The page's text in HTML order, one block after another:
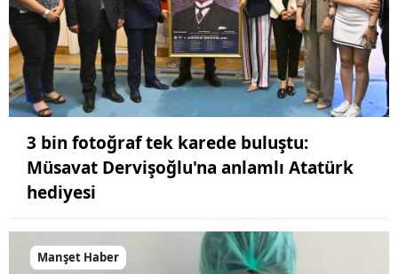
3 bin fotoğraf tek karede buluştu:
Müsavat Dervişoğlu'na anlamlı Atatürk
hediyesi
Manşet Haber